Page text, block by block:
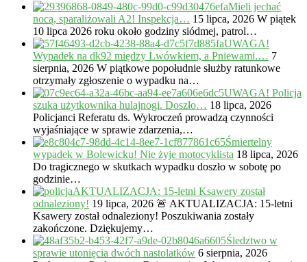
Mieli jechać
nocą, sparaliżowali A2! Inspekcja… 15 lipca, 2026 W piątek
10 lipca 2026 roku około godziny siódmej, patrol…
UWAGA!
Wypadek na dk92 między Lwówkiem, a Pniewami.… 7
sierpnia, 2026 W piątkowe popołudnie służby ratunkowe
otrzymały zgłoszenie o wypadku na…
UWAGA! Policja
szuka użytkownika hulajnogi. Doszło… 18 lipca, 2026
Policjanci Referatu ds. Wykroczeń prowadzą czynności
wyjaśniające w sprawie zdarzenia,…
Śmiertelny
wypadek w Bolewicku! Nie żyje motocyklista 18 lipca, 2026
Do tragicznego w skutkach wypadku doszło w sobotę po
godzinie…
AKTUALIZACJA: 15-letni Ksawery został
odnaleziony! 19 lipca, 2026 🚨 AKTUALIZACJA: 15-letni
Ksawery został odnaleziony! Poszukiwania zostały
zakończone. Dziękujemy…
Śledztwo w
sprawie utonięcia dwóch nastolatków 6 sierpnia, 2026